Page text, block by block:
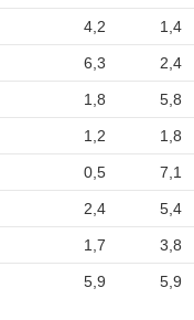
4,2 1,4
6,3 2,4
1,8 5,8
1,2 1,8
0,5 7,1
2,4 5,4
1,7 3,8
5,9 5,9